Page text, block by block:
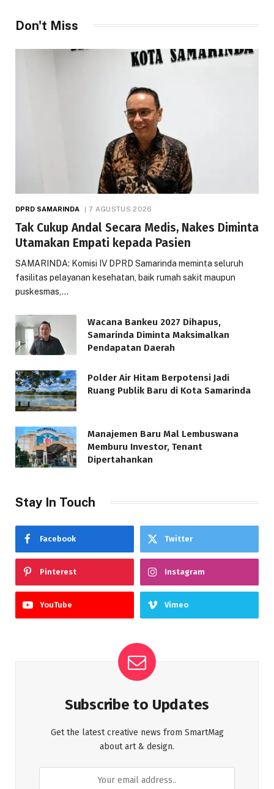
Don't Miss
DPRD SAMARINDA 7 AGUSTUS 2026
Tak Cukup Andal Secara Medis, Nakes Diminta
Utamakan Empati kepada Pasien
SAMARINDA: Komisi IV DPRD Samarinda meminta seluruh
fasilitas pelayanan kesehatan, baik rumah sakit maupun
puskesmas,…
Wacana Bankeu 2027 Dihapus,
Samarinda Diminta Maksimalkan
Pendapatan Daerah
Polder Air Hitam Berpotensi Jadi
Ruang Publik Baru di Kota Samarinda
Manajemen Baru Mal Lembuswana
Memburu Investor, Tenant
Dipertahankan
Stay In Touch
Facebook Twitter
Pinterest Instagram
YouTube Vimeo
Subscribe to Updates
Get the latest creative news from SmartMag
about art & design.